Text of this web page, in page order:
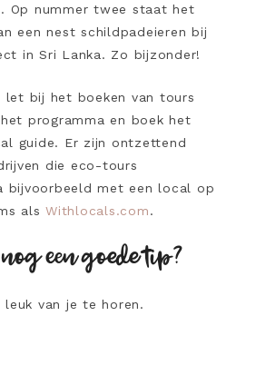
Op nummer twee staat het
een nest schildpadeieren bij
in Sri Lanka. Zo bijzonder!
let bij het boeken van tours
programma en boek het
guide. Er zijn ontzettend
die eco-tours
bijvoorbeeld met een local op
alsWithlocals.com.
een goede tip?
van je te horen.